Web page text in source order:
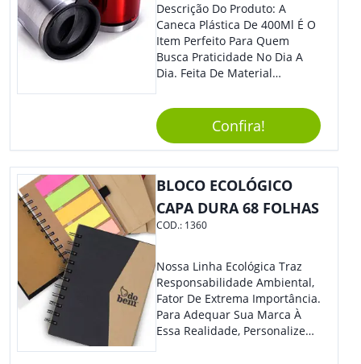
Descrição Do Produto: A
Caneca Plástica De 400Ml É O
Item Perfeito Para Quem
Busca Praticidade No Dia A
Dia. Feita De Material
Caneca É Ideal Para Ser
Utilizada Em Casa, No
Trabalho Ou Em Qualquer
Outra Atividade Do Seu
Cotidiano. Benefícios: -
Capacidade De 400Ml, Ideal
Para Diferentes Tipos De
Bebidas Quentes Ou Frias. -
Leve E Fácil De Transportar,
Qualquer Lugar. - Material
Plástico De Alta Qualidade,
Resistente A Quedas E Não
Quebra Com Facilidade. Usos
Sugeridos: - Perfeita Para
Confira!
BLOCO ECOLÓGICO
CAPA DURA 68 FOLHAS
COD.: 1360
Nossa Linha Ecológica Traz
Responsabilidade Ambiental,
Fator De Extrema Importância.
Para Adequar Sua Marca À
Essa Realidade, Personalize